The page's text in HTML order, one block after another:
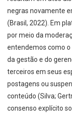
negras novamente
(Brasil, 2022). Em
por meio da
entendemos como
da gestão e do
terceiros em seus
postagens ou
conteúdo (Silva;
consenso explícito